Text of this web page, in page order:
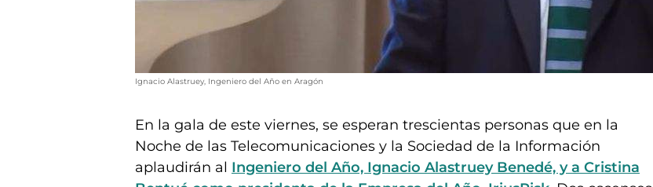
Ignacio Alastruey, Ingeniero del Año en Aragón
En la gala de este viernes, se esperan trescientas personas que en la
Noche de las Telecomunicaciones y la Sociedad de la Información
aplaudirán al Ingeniero del Año, Ignacio Alastruey Benedé, y a Cristina